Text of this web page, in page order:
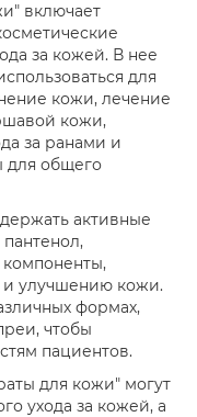
включает
за кожей. В нее
для
кожи, лечение
кожи,
за ранами и
для общего
активные
и улучшению кожи.
формах,
чтобы
пациентов.
для кожи" могут
ухода за кожей, а